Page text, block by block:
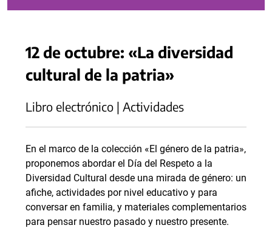
12 de octubre: «La diversidad
cultural de la patria»
Libro electrónico | Actividades
En el marco de la colección «El género de la patria»,
proponemos abordar el Día del Respeto a la
Diversidad Cultural desde una mirada de género: un
afiche, actividades por nivel educativo y para
conversar en familia, y materiales complementarios
para pensar nuestro pasado y nuestro presente.